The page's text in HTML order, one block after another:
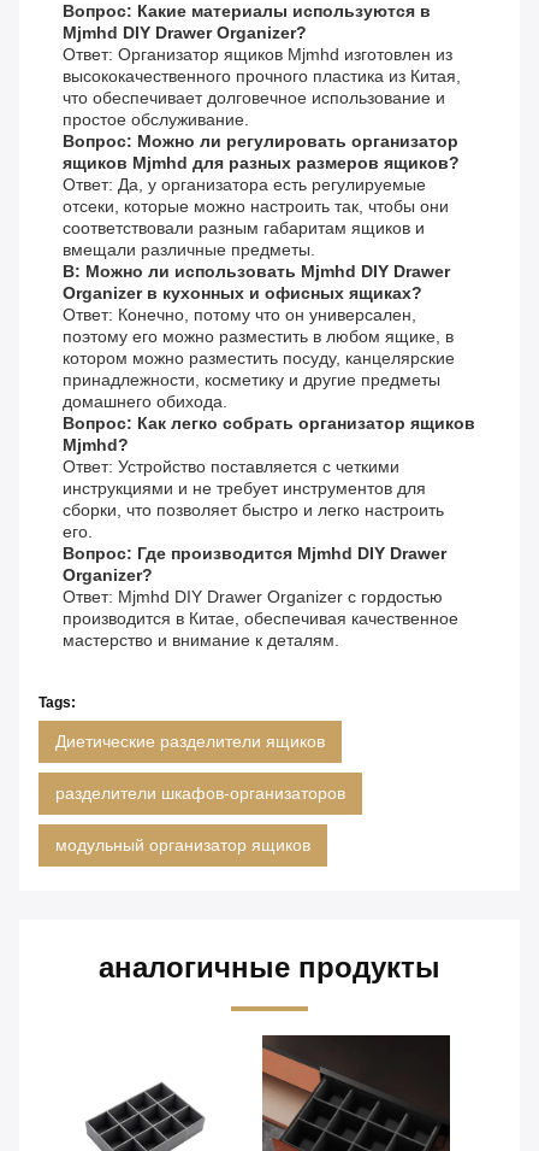
Вопрос: Какие материалы используются в
Mjmhd DIY Drawer Organizer?
Ответ: Организатор ящиков Mjmhd изготовлен из
высококачественного прочного пластика из Китая,
что обеспечивает долговечное использование и
простое обслуживание.
Вопрос: Можно ли регулировать организатор
ящиков Mjmhd для разных размеров ящиков?
Ответ: Да, у организатора есть регулируемые
отсеки, которые можно настроить так, чтобы они
соответствовали разным габаритам ящиков и
вмещали различные предметы.
В: Можно ли использовать Mjmhd DIY Drawer
Organizer в кухонных и офисных ящиках?
Ответ: Конечно, потому что он универсален,
поэтому его можно разместить в любом ящике, в
котором можно разместить посуду, канцелярские
принадлежности, косметику и другие предметы
домашнего обихода.
Вопрос: Как легко собрать организатор ящиков
Mjmhd?
Ответ: Устройство поставляется с четкими
инструкциями и не требует инструментов для
сборки, что позволяет быстро и легко настроить
его.
Вопрос: Где производится Mjmhd DIY Drawer
Organizer?
Ответ: Mjmhd DIY Drawer Organizer с гордостью
производится в Китае, обеспечивая качественное
мастерство и внимание к деталям.
Tags:
Диетические разделители ящиков
разделители шкафов-организаторов
модульный организатор ящиков
аналогичные продукты